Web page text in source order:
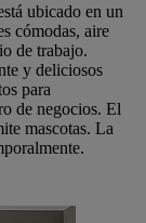
ubicado en un
cómodas, aire
de trabajo.
y deliciosos
para
de negocios. El
mascotas. La